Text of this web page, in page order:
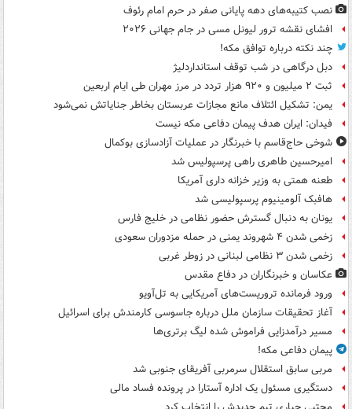
نصب کتیبه‌های دهه پایانی صفر در حرم امام رئوف
افشای نقشه ترور لیونل مسی در جام جهانی ۲۰۲۶
چند نکته درباره توافق مکه!
دبل درگاهی در شب توقف استانداردلیژ
ثبت ۲ میلیون و ۹۲۰ هزار تردد در مرز مهران طی ایام اربعین
یمن: تشکیل ائتلاف مانع مجازات عربستان بخاطر جنایاتش نمی‌شود
فیدان: ایران هدف پیمان دفاعی مکه نیست
شوخی حاج‌قاسم با خبرنگار در عملیات آزادسازی بوکمال
امیرحسین طاهری راهی پرسپولیس شد
طعنه همتی به وزیر خزانه داری آمریکا
هافبک آلومینیوم پرسپولیسی شد
یونان به دنبال گسترش حضور نظامی در خلیج فارس
زخمی شدن ۴ شهروند یمنی در حمله مزدوران سعودی
زخمی شدن ۳ نظامی لبنانی در زوطر غربی
عکاسان و خبرنگاران در دفاع مقدس
ورود فرمانده تروریست‌های آمریکایی به تل‌آویو
آغاز تحقیقات سازمان ملل درباره جاسوسی کارمندش برای اسرائیل
مسیر درآمدزایی فراموش شده لیگ برتری‌ها
پیمان دفاعی مکه!
مربی سابق استقلال سرمربی آفریقای جنوبی شد
دستگیری مسئول یک اداره آستارا در پرونده فساد مالی